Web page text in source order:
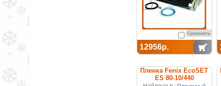
Сравнить
12956р.
Пленка Fenix EcoSET
ES 80-10/440